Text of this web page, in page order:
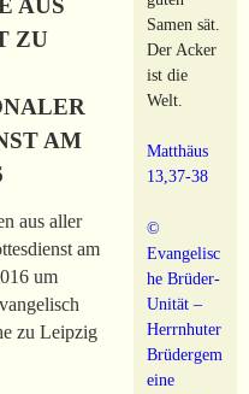
ZU
AM
aus aller
am
um
zu Leipzig
Samen sät.
Der Acker
ist die
Welt.
Matthäus
13,37-38
©
Evangelisc
he Brüder-
Unität –
Herrnhuter
Brüdergem
eine